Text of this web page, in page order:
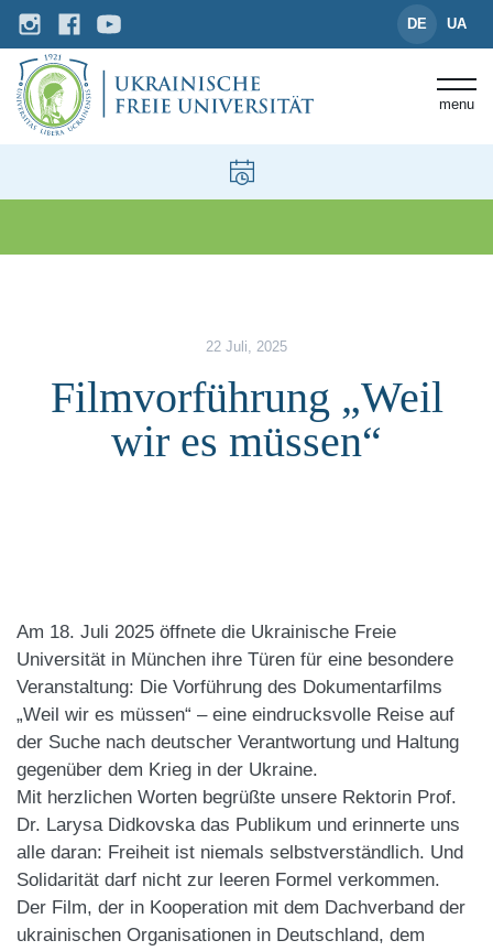
DE UA
menu
22 Juli, 2025
Filmvorführung „Weil
wir es müssen“
Am 18. Juli 2025 öffnete die Ukrainische Freie
Universität in München ihre Türen für eine besondere
Veranstaltung: Die Vorführung des Dokumentarfilms
„Weil wir es müssen“ – eine eindrucksvolle Reise auf
der Suche nach deutscher Verantwortung und Haltung
gegenüber dem Krieg in der Ukraine.
Mit herzlichen Worten begrüßte unsere Rektorin Prof.
Dr. Larysa Didkovska das Publikum und erinnerte uns
alle daran: Freiheit ist niemals selbstverständlich. Und
Solidarität darf nicht zur leeren Formel verkommen.
Der Film, der in Kooperation mit dem Dachverband der
ukrainischen Organisationen in Deutschland, dem